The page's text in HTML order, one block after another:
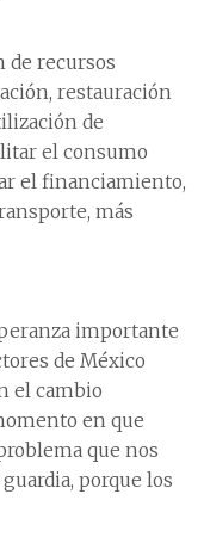
recursos
restauración
de
el consumo
el financiamiento,
más
importante
de México
el cambio
en que
que nos
porque los